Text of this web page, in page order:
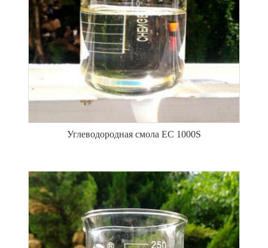
Углеводородная смола ЕС 1000S